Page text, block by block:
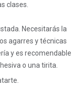
clases.
Necesitarás la
agarres y técnicas
y es recomendable
o una tirita.